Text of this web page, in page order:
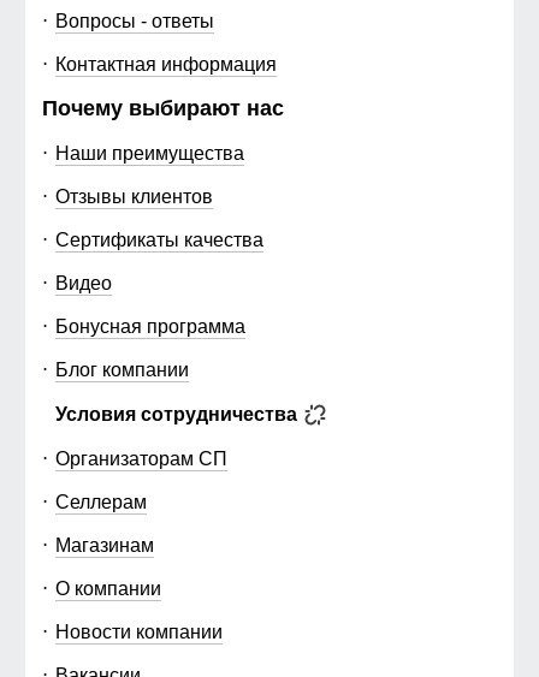
Вопросы - ответы
Контактная информация
Почему выбирают нас
Наши преимущества
Отзывы клиентов
Сертификаты качества
Видео
Бонусная программа
Блог компании
Условия сотрудничества
Организаторам СП
Селлерам
Магазинам
О компании
Новости компании